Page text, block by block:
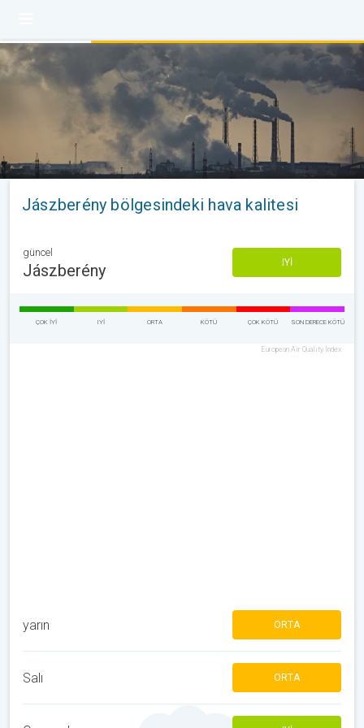
Jászberény bölgesindeki hava kalitesi
güncel
Jászberény IYI
ÇOK IYI IYI ORTA KÖTÜ ÇOK KÖTÜ SON DERECE KÖTÜ
European Air Quality Index
yarın ORTA
Salı ORTA